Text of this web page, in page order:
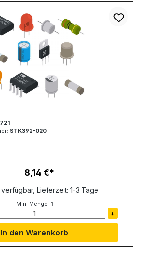
STK392-020
Regulärer Preis:
8,14 €
Lieferzeit: 1-3 Tage
Min. Menge: 1
+
In den Warenkorb